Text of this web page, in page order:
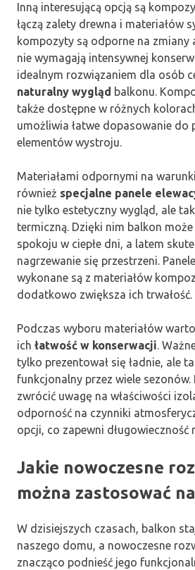
Inną interesującą opcją są
łączą zalety drewna i materiałów
kompozyty są odporne na zmiany
nie wymagają intensywnej
idealnym rozwiązaniem dla osób
naturalny wygląd balkonu.
także dostępne w różnych
umożliwia łatwe dopasowanie do
elementów wystroju.
Materiałami odpornymi na
również specjalne panele
nie tylko estetyczny wygląd, ale
termiczną. Dzięki nim balkon
spokoju w ciepłe dni, a latem
nagrzewanie się przestrzeni.
wykonane są z materiałów
dodatkowo zwiększa ich trwałość.
Podczas wyboru materiałów
ich łatwość w konserwacji.
tylko prezentował się ładnie, ale
funkcjonalny przez wiele
zwrócić uwagę na właściwości
odporność na czynniki
opcji, co zapewni długowieczność
Jakie nowoczesne
można zastosować
W dzisiejszych czasach, balkon
naszego domu, a nowoczesne
znacząco podnieść jego